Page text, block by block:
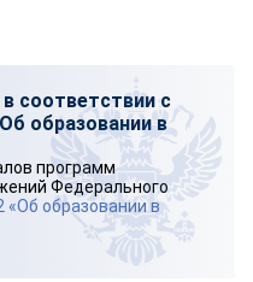
соответствии с
образовании в
программ
Федерального
образовании в